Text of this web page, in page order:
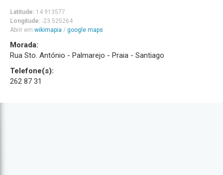
Latitude: 14.913577
Longitude: -23.525264
Abrir em wikimapia / google maps
Morada:
Rua Sto. António - Palmarejo - Praia - Santiago
Telefone(s):
262 87 31